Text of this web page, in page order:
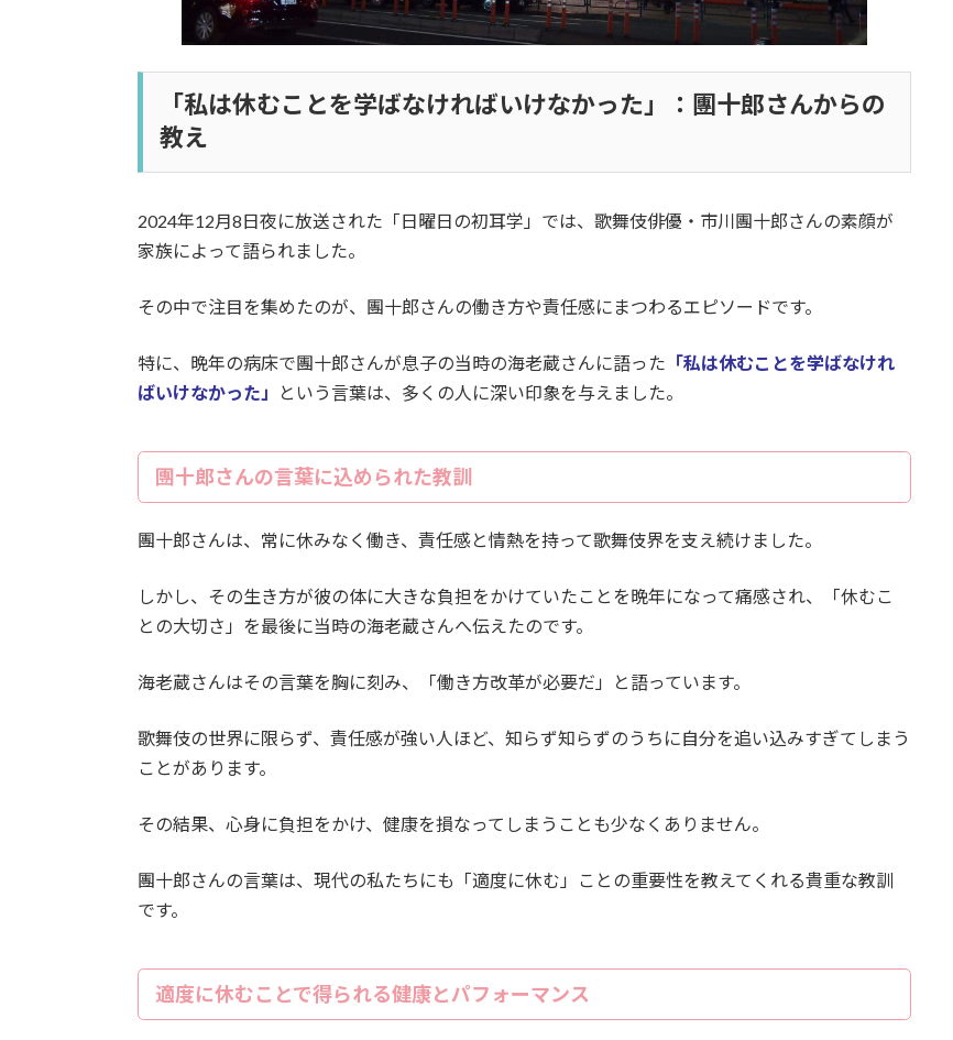
「私は休むことを学ばなければいけなかった」：團十郎さんからの
教え
2024年12月8日夜に放送された「日曜日の初耳学」では、歌舞伎俳優・市川團十郎さんの素顔が
家族によって語られました。
その中で注目を集めたのが、團十郎さんの働き方や責任感にまつわるエピソードです。
特に、晩年の病床で團十郎さんが息子の当時の海老蔵さんに語った 「私は休むことを学ばなけれ
ばいけなかった」
という言葉は、多くの人に深い印象を与えました。
團十郎さんの言葉に込められた教訓
團十郎さんは、常に休みなく働き、責任感と情熱を持って歌舞伎界を支え続けました。
しかし、その生き方が彼の体に大きな負担をかけていたことを晩年になって痛感され、「休むこ
との大切さ」を最後に当時の海老蔵さんへ伝えたのです。
海老蔵さんはその言葉を胸に刻み、「働き方改革が必要だ」と語っています。
歌舞伎の世界に限らず、責任感が強い人ほど、知らず知らずのうちに自分を追い込みすぎてしまう
ことがあります。
その結果、心身に負担をかけ、健康を損なってしまうことも少なくありません。
團十郎さんの言葉は、現代の私たちにも「適度に休む」ことの重要性を教えてくれる貴重な教訓
です。
適度に休むことで得られる健康とパフォーマンス